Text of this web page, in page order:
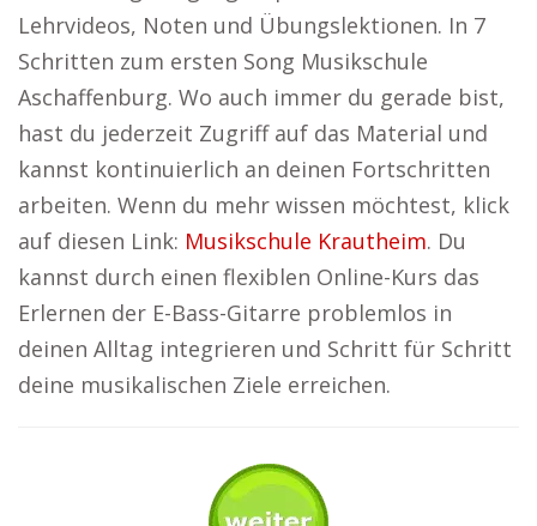
Lehrvideos, Noten und Übungslektionen. In 7
Schritten zum ersten Song Musikschule
Aschaffenburg. Wo auch immer du gerade bist,
hast du jederzeit Zugriff auf das Material und
kannst kontinuierlich an deinen Fortschritten
arbeiten. Wenn du mehr wissen möchtest, klick
auf diesen Link: Musikschule Krautheim. Du
kannst durch einen flexiblen Online-Kurs das
Erlernen der E-Bass-Gitarre problemlos in
deinen Alltag integrieren und Schritt für Schritt
deine musikalischen Ziele erreichen.